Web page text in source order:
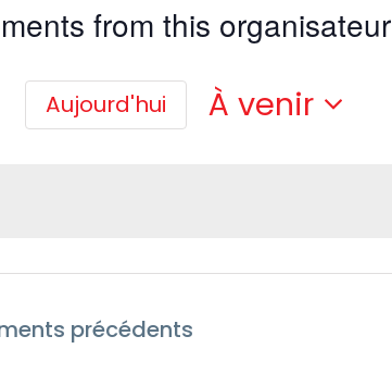
from this organisateur
Aujourd'hui
À venir
précédents